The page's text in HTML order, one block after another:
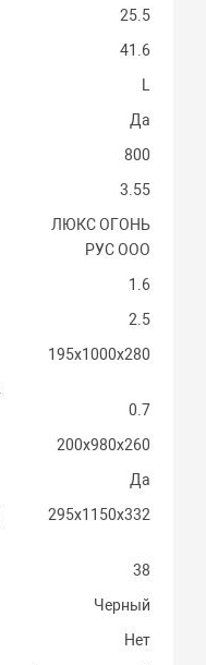
25.5
41.6
Да
800
3.55
ЛЮКС ОГОНЬ
РУС ООО
1.6
2.5
195х1000х280
0.7
200х980х260
Да
295х1150х332
38
Черный
Нет